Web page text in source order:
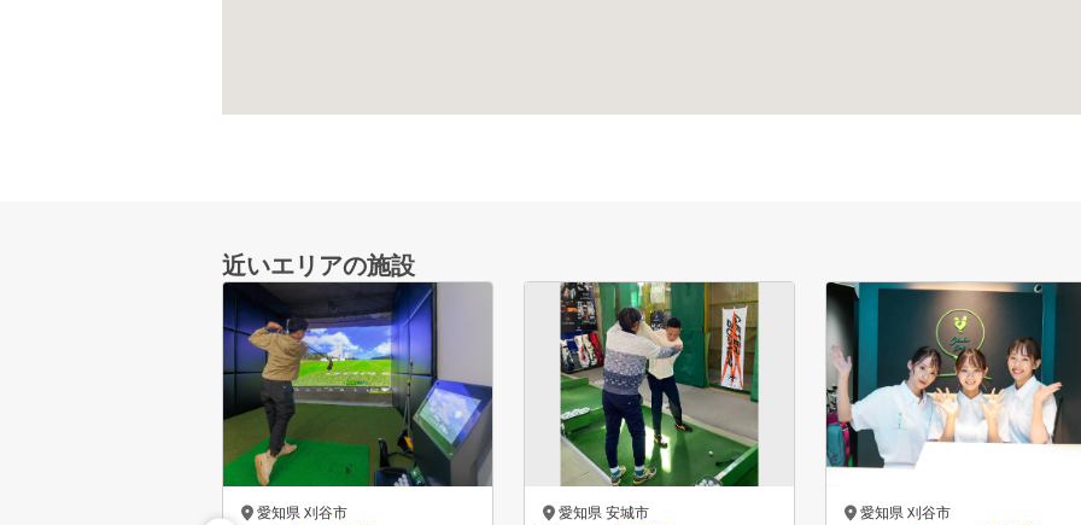
近いエリアの施設
愛知県 刈谷市 愛知県 安城市 愛知県 刈谷市